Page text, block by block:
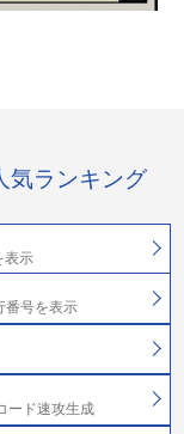
気ランキング
表示
番号を表示
ード速攻生成